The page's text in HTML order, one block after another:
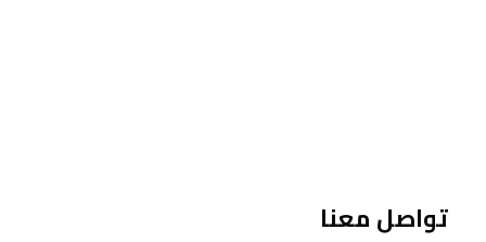
تواصل معنا